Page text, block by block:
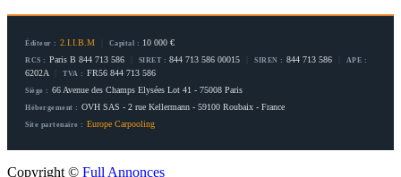
Éditeur : 2.I.I.B.M Capital : 10 000 €
RCS : Paris B 844 713 586 SIRET : 844 713 586 00015 SIREN : 844 713 586 APE :
6202A TVA : FR56 844 713 586
Siège : 66 Avenue des Champs Elysées Lot 41 - 75008 Paris
Hébergement : OVH SAS - 2 rue Kellermann - 59100 Roubaix - France
Site partenaire : Europe Carpooling
Copyright © Full Annonces